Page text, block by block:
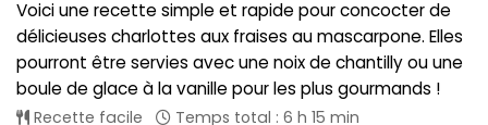
Voici une recette simple et rapide pour concocter de
délicieuses charlottes aux fraises au mascarpone. Elles
pourront être servies avec une noix de chantilly ou une
boule de glace à la vanille pour les plus gourmands !
Recette facile Temps total : 6 h 15 min